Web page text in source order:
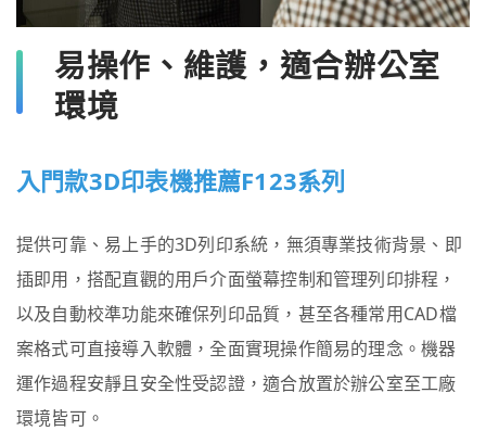
易操作、維護，適合辦公室
環境
入門款3D印表機推薦F123系列
提供可靠、易上手的3D列印系統，無須專業技術背景、即
插即用，搭配直觀的用戶介面螢幕控制和管理列印排程，
以及自動校準功能來確保列印品質，甚至各種常用CAD檔
案格式可直接導入軟體，全面實現操作簡易的理念。機器
運作過程安靜且安全性受認證，適合放置於辦公室至工廠
環境皆可。